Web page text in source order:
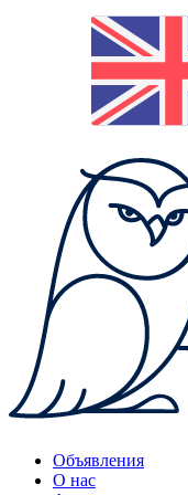
Объявления
О нас